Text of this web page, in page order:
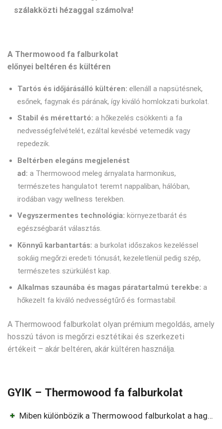
szálakközti hézaggal számolva!
A Thermowood fa falburkolat
előnyei beltéren és kültéren
Tartós és időjárásálló kültéren: ellenáll a napsütésnek,
esőnek, fagynak és párának, így kiváló homlokzati burkolat.
Stabil és mérettartó: a hőkezelés csökkenti a fa
nedvességfelvételét, ezáltal kevésbé vetemedik vagy
repedezik.
Beltérben elegáns megjelenést
ad: a Thermowood meleg árnyalata harmonikus,
természetes hangulatot teremt nappaliban, hálóban,
irodában vagy wellness terekben.
Vegyszermentes technológia: környezetbarát és
egészségbarát választás.
Könnyű karbantartás: a burkolat időszakos kezeléssel
sokáig megőrzi eredeti tónusát, kezeletlenül pedig szép,
természetes szürkülést kap.
Alkalmas szaunába és magas páratartalmú terekbe: a
hőkezelt fa kiváló nedvességtűrő és formastabil.
A Thermowood falburkolat olyan prémium megoldás, amely
hosszú távon is megőrzi esztétikai és szerkezeti
értékeit – akár beltéren, akár kültéren használja.
GYIK – Thermowood fa falburkolat
Miben különbözik a Thermowood falburkolat a hagyományos fenyő- vagy keményfa burkolattól?